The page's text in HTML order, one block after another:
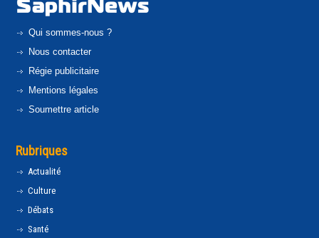
Qui sommes-nous ?
Nous contacter
Régie publicitaire
Mentions légales
Soumettre article
Rubriques
Actualité
Culture
Débats
Santé